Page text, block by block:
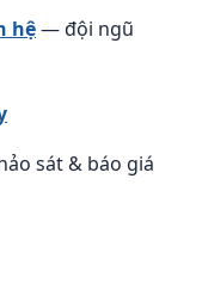
hệ— đội ngũ
sát & báo giá